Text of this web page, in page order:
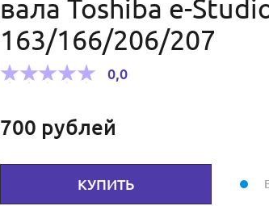
вала Toshiba e-
163/166/206/207
0,0
700 рублей
КУПИТЬ